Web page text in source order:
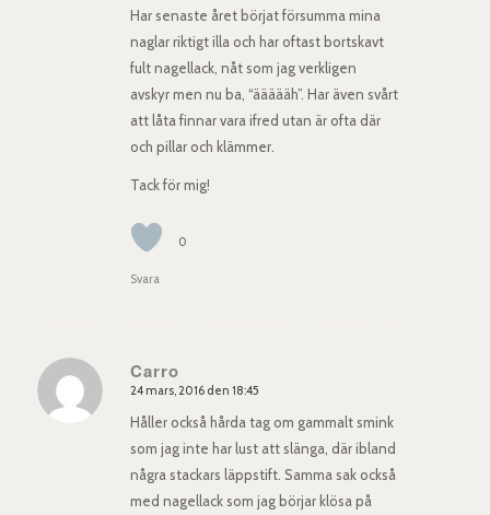
Har senaste året börjat försumma mina
naglar riktigt illa och har oftast bortskavt
fult nagellack, nåt som jag verkligen
avskyr men nu ba, “äääääh”. Har även svårt
att låta finnar vara ifred utan är ofta där
och pillar och klämmer.
Tack för mig!
0
Svara
Carro
says:
24 mars, 2016 den 18:45
Håller också hårda tag om gammalt smink
som jag inte har lust att slänga, där ibland
några stackars läppstift. Samma sak också
med nagellack som jag börjar klösa på